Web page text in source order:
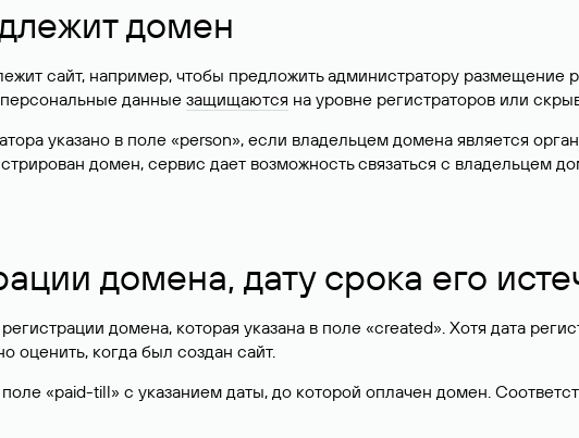
домен
сайт, например, чтобы предложить администратору размещение
данные защищаются на уровне регистраторов или
указано в поле «person», если владельцем домена является
домен, сервис дает возможность связаться с владельцем
домена, дату срока его
домена, которая указана в поле «created». Хотя дата
оценить, когда был создан сайт.
«paid-till» с указанием даты, до которой оплачен домен.